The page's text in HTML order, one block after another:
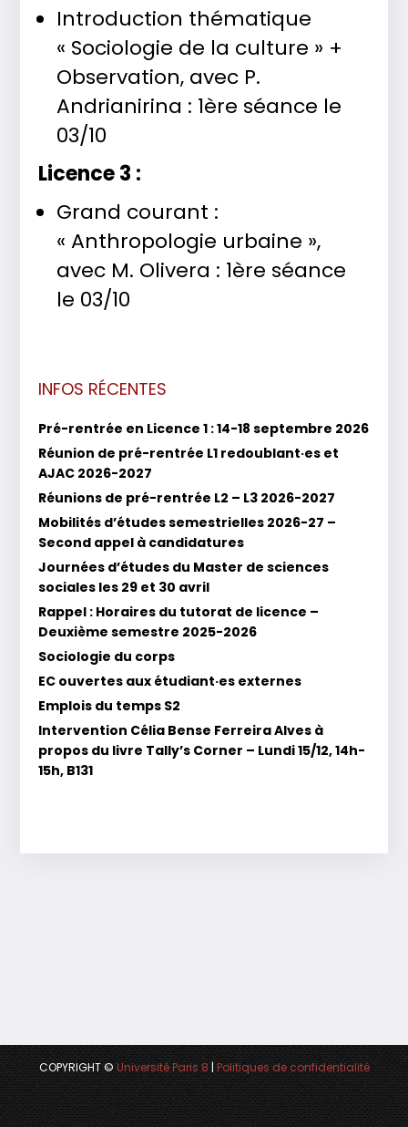
Introduction thématique
« Sociologie de la culture » +
Observation, avec P.
Andrianirina : 1ère séance le
03/10
Licence 3 :
Grand courant :
« Anthropologie urbaine »,
avec M. Olivera : 1ère séance
le 03/10
INFOS RÉCENTES
Pré-rentrée en Licence 1 : 14-18 septembre 2026
Réunion de pré-rentrée L1 redoublant·es et
AJAC 2026-2027
Réunions de pré-rentrée L2 – L3 2026-2027
Mobilités d’études semestrielles 2026-27 –
Second appel à candidatures
Journées d’études du Master de sciences
sociales les 29 et 30 avril
Rappel : Horaires du tutorat de licence –
Deuxième semestre 2025-2026
Sociologie du corps
EC ouvertes aux étudiant·es externes
Emplois du temps S2
Intervention Célia Bense Ferreira Alves à
propos du livre Tally’s Corner – Lundi 15/12, 14h-
15h, B131
COPYRIGHT ©Université Paris 8|Politiques de confidentialité